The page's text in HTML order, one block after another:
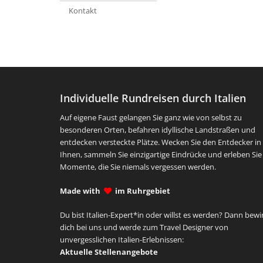
Kontakt
Individuelle Rundreisen durch Italien
Auf eigene Faust gelangen Sie ganz wie von selbst zu
besonderen Orten, befahren idyllische Landstraßen und
entdecken versteckte Plätze. Wecken Sie den Entdecker in
Ihnen, sammeln Sie einzigartige Eindrücke und erleben Sie
Momente, die Sie niemals vergessen werden.
Made with im Ruhrgebiet
Du bist Italien-Expert*in oder willst es werden? Dann
dich bei uns und werde zum Travel Designer von
unvergesslichen Italien-Erlebnissen:
Aktuelle Stellenangebote